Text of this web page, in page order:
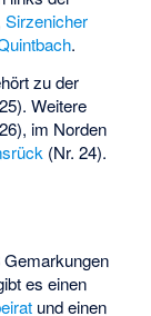
Sirzenicher
.
zu der
Weitere
im Norden
(Nr. 24).
Gemarkungen
es einen
und einen